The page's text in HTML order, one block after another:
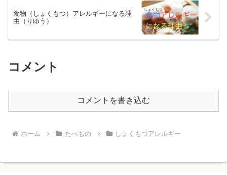
食物（しょくもつ）アレルギーになる理
由（りゆう）
コメント
コメントを書き込む
ホーム たべもの しょくもつアレルギー